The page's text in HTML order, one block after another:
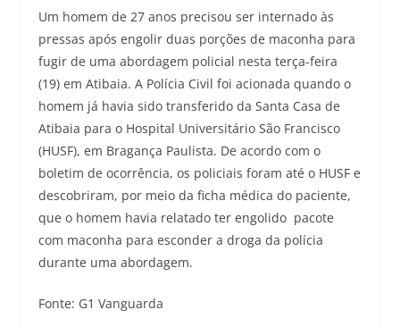
Um homem de 27 anos precisou ser internado às
pressas após engolir duas porções de maconha para
fugir de uma abordagem policial nesta terça-feira
(19) em Atibaia. A Polícia Civil foi acionada quando o
homem já havia sido transferido da Santa Casa de
Atibaia para o Hospital Universitário São Francisco
(HUSF), em Bragança Paulista. De acordo com o
boletim de ocorrência, os policiais foram até o HUSF e
descobriram, por meio da ficha médica do paciente,
que o homem havia relatado ter engolido pacote
com maconha para esconder a droga da polícia
durante uma abordagem.
Fonte: G1 Vanguarda